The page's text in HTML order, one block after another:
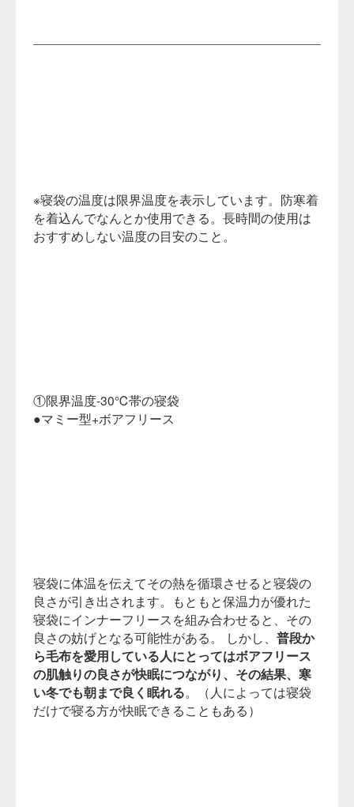
※寝袋の温度は限界温度を表示しています。防寒着
を着込んでなんとか使用できる。長時間の使用は
おすすめしない温度の目安のこと。
①限界温度-30℃帯の寝袋
●マミー型+ボアフリース
寝袋に体温を伝えてその熱を循環させると寝袋の
良さが引き出されます。もともと保温力が優れた
寝袋にインナーフリースを組み合わせると、その
良さの妨げとなる可能性がある。 しかし、普段か
ら毛布を愛用している人にとってはボアフリース
の肌触りの良さが快眠につながり、その結果、寒
い冬でも朝まで良く眠れる。（人によっては寝袋
だけで寝る方が快眠できることもある）